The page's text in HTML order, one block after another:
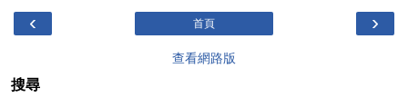
‹ ›
首頁
查看網路版
搜尋